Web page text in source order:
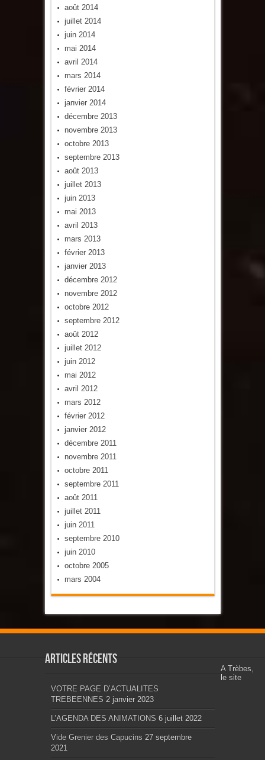
août 2014
juillet 2014
juin 2014
mai 2014
avril 2014
mars 2014
février 2014
janvier 2014
décembre 2013
novembre 2013
octobre 2013
septembre 2013
août 2013
juillet 2013
juin 2013
mai 2013
avril 2013
mars 2013
février 2013
janvier 2013
décembre 2012
novembre 2012
octobre 2012
septembre 2012
août 2012
juillet 2012
juin 2012
mai 2012
avril 2012
mars 2012
février 2012
janvier 2012
décembre 2011
novembre 2011
octobre 2011
septembre 2011
août 2011
juillet 2011
juin 2011
septembre 2010
juin 2010
octobre 2005
mars 2004
Articles récents
VOTRE PAGE D’ACTUALITES
TREBEENNES 2 janvier 2023
L’AGENDA DES ANIMATIONS 6 juillet 2022
Vide Grenier des Capucins 27 septembre
2021
A Trèbes,
le site